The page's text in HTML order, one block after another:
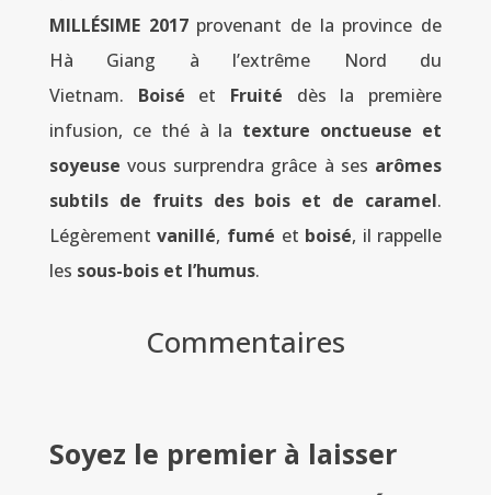
MILLÉSIME 2017 provenant de la province de
Hà Giang à l’extrême Nord du
Vietnam.
Boisé et Fruité
dès la première
infusion, ce thé à la texture onctueuse et
soyeuse vous surprendra grâce à ses arômes
subtils de fruits des bois et de caramel.
Légèrement vanillé, fumé et boisé, il rappelle
les sous-bois et l’humus.
Commentaires
Soyez le premier à laisser